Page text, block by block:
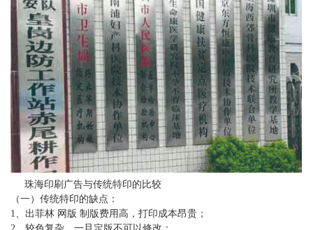
珠海印刷广告与传统特印的比较
（一）传统特印的缺点：
1、出菲林 网版 制版费用高，打印成本昂贵；